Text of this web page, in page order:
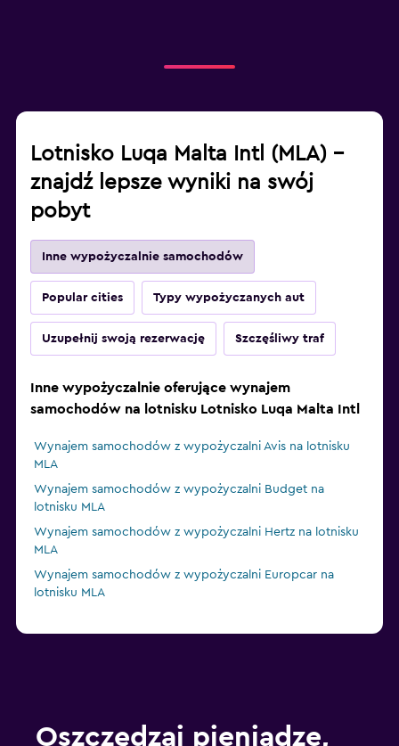
Lotnisko Luqa Malta Intl (MLA) –
znajdź lepsze wyniki na swój
pobyt
Inne wypożyczalnie samochodów
Popular cities Typy wypożyczanych aut
Uzupełnij swoją rezerwację Szczęśliwy traf
Inne wypożyczalnie oferujące wynajem
samochodów na lotnisku Lotnisko Luqa Malta Intl
Wynajem samochodów z wypożyczalni Avis na lotnisku
MLA
Wynajem samochodów z wypożyczalni Budget na
lotnisku MLA
Wynajem samochodów z wypożyczalni Hertz na lotnisku
MLA
Wynajem samochodów z wypożyczalni Europcar na
lotnisku MLA
Oszczędzaj pieniądze,